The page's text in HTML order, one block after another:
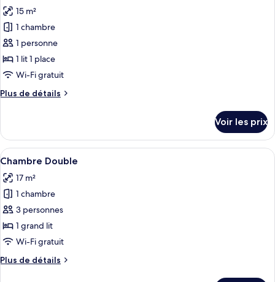
les
photos
pour
ce
type
chambre :
15 m²
1 chambre
1 personne
1 lit 1 place
Wi-Fi gratuit
Plus de détails
Plus
le
type
de
Chambre
Simple
Voir les prix
Afficher
toutes
les
photos
pour
ce
type
chambre :
Une chambre avec un plafond en
5
Chambre Double
17 m²
1 chambre
3 personnes
1 grand lit
Wi-Fi gratuit
Plus de détails
Plus